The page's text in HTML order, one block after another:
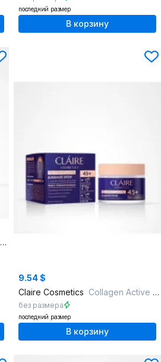
последний размер
В корзину
9.54 $
Claire Cosmetics Collagen Active Pro Дневной крем 45+
без размера
последний размер
В корзину